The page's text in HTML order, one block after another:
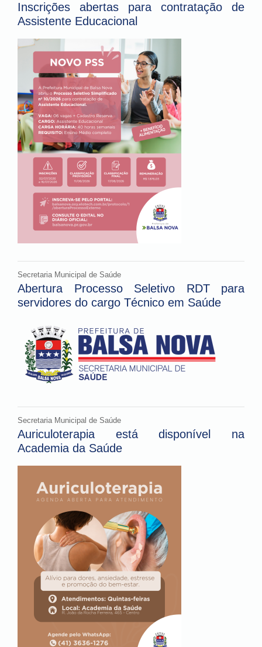
Inscrições abertas para contratação de
Assistente Educacional
Secretaria Municipal de Saúde
Abertura Processo Seletivo RDT para
servidores do cargo Técnico em Saúde
Secretaria Municipal de Saúde
Auriculoterapia está disponível na
Academia da Saúde